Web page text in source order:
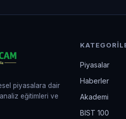
piyasalara dair
eğitimleri ve
Piyasalar
Haberler
Akademi
BIST 100